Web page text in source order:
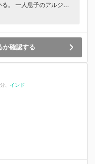
。 一人息子のアルジュ
警察官となり、正義感の
る日アルジュンは行方不
品マフィアを深追いしす
れる。自分がアルジュン
を死に至らしめたのかと
トゥは、一民間人として
ヴァルマという男が牛耳
の戦いの中で、現役時代
て“タイガー”の名で怖れ
イラー〉ムトゥの真の姿
か確認する
インド